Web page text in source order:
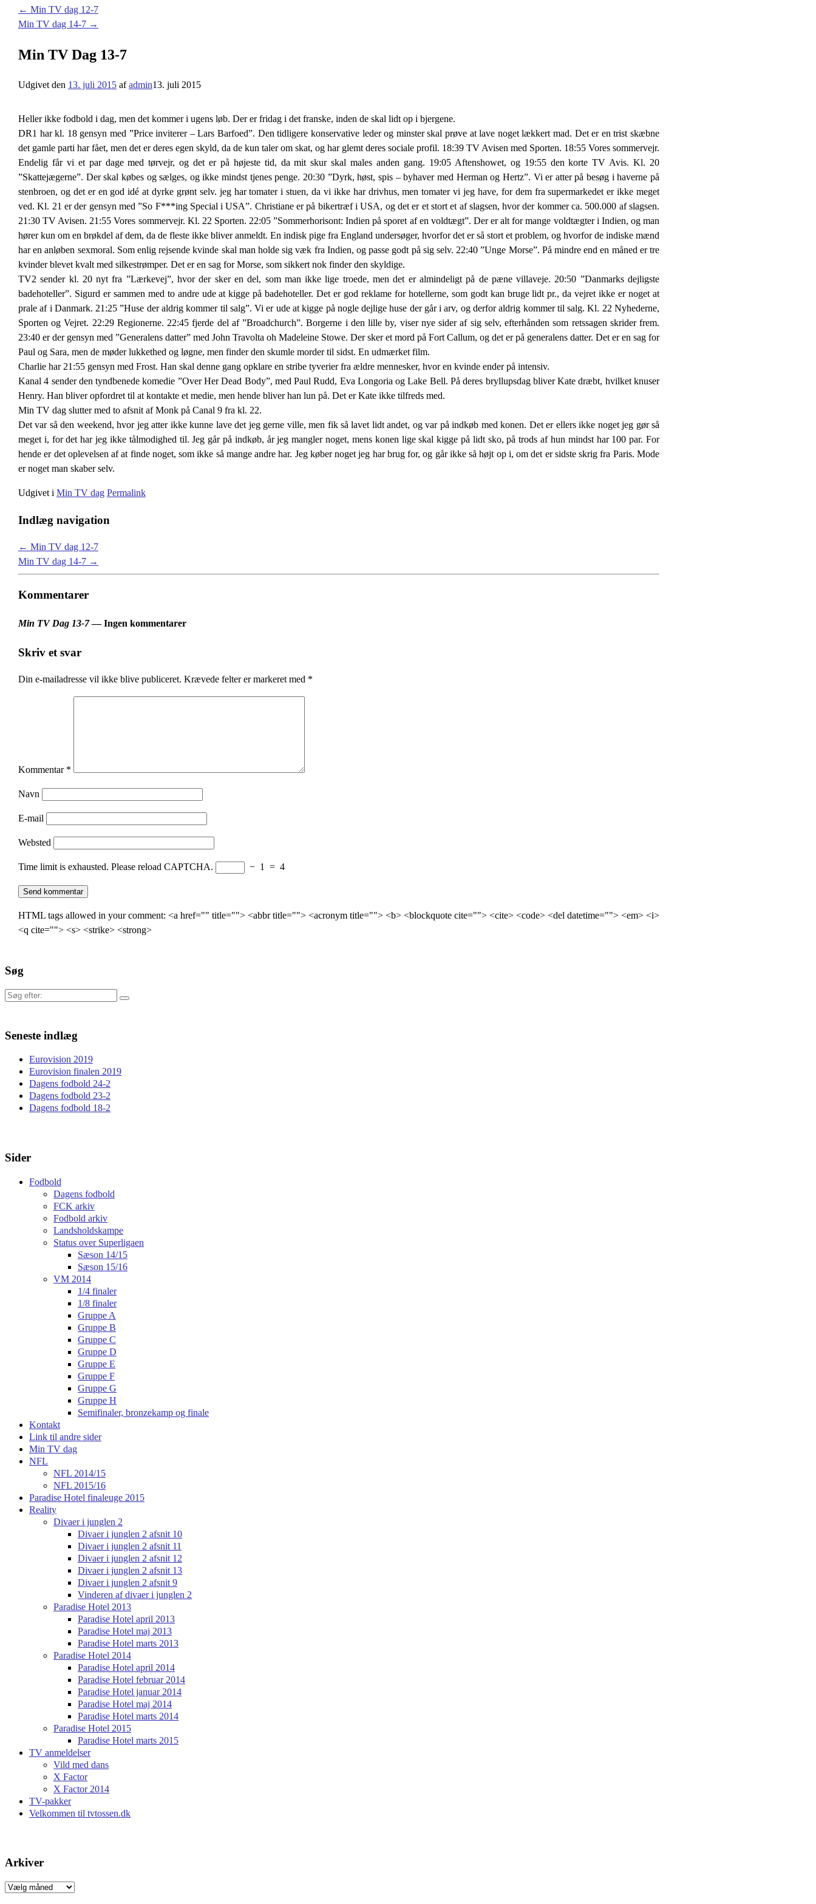
← Min TV dag 12-7
Min TV dag 14-7 →
Min TV Dag 13-7
Udgivet den 13. juli 2015 afadmin13. juli 2015
Heller ikke fodbold i dag, men det kommer i ugens løb. Der er fridag i det franske, inden de skal lidt op i bjergene.
DR1 har kl. 18 gensyn med ”Price inviterer – Lars Barfoed”. Den tidligere konservative leder og minster skal prøve at lave noget lækkert mad. Det er en trist skæbne
det gamle parti har fået, men det er deres egen skyld, da de kun taler om skat, og har glemt deres sociale profil. 18:39 TV Avisen med Sporten. 18:55 Vores sommervejr.
Endelig får vi et par dage med tørvejr, og det er på højeste tid, da mit skur skal males anden gang. 19:05 Aftenshowet, og 19:55 den korte TV Avis. Kl. 20
”Skattejægerne”. Der skal købes og sælges, og ikke mindst tjenes penge. 20:30 ”Dyrk, høst, spis – byhaver med Herman og Hertz”. Vi er atter på besøg i haverne på
stenbroen, og det er en god idé at dyrke grønt selv. jeg har tomater i stuen, da vi ikke har drivhus, men tomater vi jeg have, for dem fra supermarkedet er ikke meget
ved. Kl. 21 er der gensyn med ”So F***ing Special i USA”. Christiane er på bikertræf i USA, og det er et stort et af slagsen, hvor der kommer ca. 500.000 af slagsen.
21:30 TV Avisen. 21:55 Vores sommervejr. Kl. 22 Sporten. 22:05 ”Sommerhorisont: Indien på sporet af en voldtægt”. Der er alt for mange voldtægter i Indien, og man
hører kun om en brøkdel af dem, da de fleste ikke bliver anmeldt. En indisk pige fra England undersøger, hvorfor det er så stort et problem, og hvorfor de indiske mænd
har en anløben sexmoral. Som enlig rejsende kvinde skal man holde sig væk fra Indien, og passe godt på sig selv. 22:40 ”Unge Morse”. På mindre end en måned er tre
kvinder blevet kvalt med silkestrømper. Det er en sag for Morse, som sikkert nok finder den skyldige.
TV2 sender kl. 20 nyt fra ”Lærkevej”, hvor der sker en del, som man ikke lige troede, men det er almindeligt på de pæne villaveje. 20:50 ”Danmarks dejligste
badehoteller”. Sigurd er sammen med to andre ude at kigge på badehoteller. Det er god reklame for hotellerne, som godt kan bruge lidt pr., da vejret ikke er noget at
prale af i Danmark. 21:25 ”Huse der aldrig kommer til salg”. Vi er ude at kigge på nogle dejlige huse der går i arv, og derfor aldrig kommer til salg. Kl. 22 Nyhederne,
Sporten og Vejret. 22:29 Regionerne. 22:45 fjerde del af ”Broadchurch”. Borgerne i den lille by, viser nye sider af sig selv, efterhånden som retssagen skrider frem.
23:40 er der gensyn med ”Generalens datter” med John Travolta oh Madeleine Stowe. Der sker et mord på Fort Callum, og det er på generalens datter. Det er en sag for
Paul og Sara, men de møder lukkethed og løgne, men finder den skumle morder til sidst. En udmærket film.
Charlie har 21:55 gensyn med Frost. Han skal denne gang opklare en stribe tyverier fra ældre mennesker, hvor en kvinde ender på intensiv.
Kanal 4 sender den tyndbenede komedie ”Over Her Dead Body”, med Paul Rudd, Eva Longoria og Lake Bell. På deres bryllupsdag bliver Kate dræbt, hvilket knuser
Henry. Han bliver opfordret til at kontakte et medie, men hende bliver han lun på. Det er Kate ikke tilfreds med.
Min TV dag slutter med to afsnit af Monk på Canal 9 fra kl. 22.
Det var så den weekend, hvor jeg atter ikke kunne lave det jeg gerne ville, men fik så lavet lidt andet, og var på indkøb med konen. Det er ellers ikke noget jeg gør så
meget i, for det har jeg ikke tålmodighed til. Jeg går på indkøb, år jeg mangler noget, mens konen lige skal kigge på lidt sko, på trods af hun mindst har 100 par. For
hende er det oplevelsen af at finde noget, som ikke så mange andre har. Jeg køber noget jeg har brug for, og går ikke så højt op i, om det er sidste skrig fra Paris. Mode
er noget man skaber selv.
Udgivet i Min TV dag Permalink
Indlæg navigation
← Min TV dag 12-7
Min TV dag 14-7 →
Kommentarer
Min TV Dag 13-7— Ingen kommentarer
Skriv et svar
Din e-mailadresse vil ikke blive publiceret. Krævede felter er markeret med *
Kommentar *
Navn
E-mail
Websted
Time limit is exhausted. Please reload CAPTCHA. − 1 = 4
HTML tags allowed in your comment: <a href="" title=""> <abbr title=""> <acronym title=""> <b> <blockquote cite=""> <cite> <code> <del datetime=""> <em> <i>
<q cite=""> <s> <strike> <strong>
Søg
Søg
Seneste indlæg
Eurovision 2019
Eurovision finalen 2019
Dagens fodbold 24-2
Dagens fodbold 23-2
Dagens fodbold 18-2
Sider
Fodbold
Dagens fodbold
FCK arkiv
Fodbold arkiv
Landsholdskampe
Status over Superligaen
Sæson 14/15
Sæson 15/16
VM 2014
1/4 finaler
1/8 finaler
Gruppe A
Gruppe B
Gruppe C
Gruppe D
Gruppe E
Gruppe F
Gruppe G
Gruppe H
Semifinaler, bronzekamp og finale
Kontakt
Link til andre sider
Min TV dag
NFL
NFL 2014/15
NFL 2015/16
Paradise Hotel finaleuge 2015
Reality
Divaer i junglen 2
Divaer i junglen 2 afsnit 10
Divaer i junglen 2 afsnit 11
Divaer i junglen 2 afsnit 12
Divaer i junglen 2 afsnit 13
Divaer i junglen 2 afsnit 9
Vinderen af divaer i junglen 2
Paradise Hotel 2013
Paradise Hotel april 2013
Paradise Hotel maj 2013
Paradise Hotel marts 2013
Paradise Hotel 2014
Paradise Hotel april 2014
Paradise Hotel februar 2014
Paradise Hotel januar 2014
Paradise Hotel maj 2014
Paradise Hotel marts 2014
Paradise Hotel 2015
Paradise Hotel marts 2015
TV anmeldelser
Vild med dans
X Factor
X Factor 2014
TV-pakker
Velkommen til tvtossen.dk
Arkiver
Arkiver